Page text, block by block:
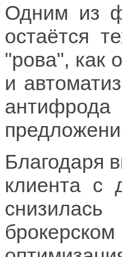
Одним из
остаётся
"рова", как
и
Благодаря
клиента с